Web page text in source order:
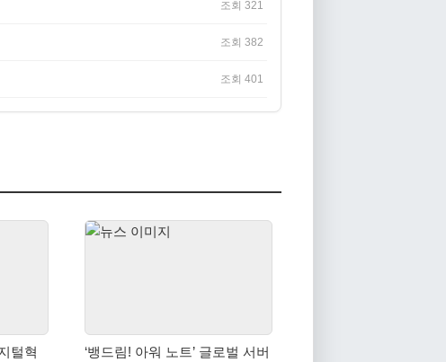
조회 321
조회 382
조회 401
털혁 ‘뱅드림! 아워 노트’ 글로벌 서버